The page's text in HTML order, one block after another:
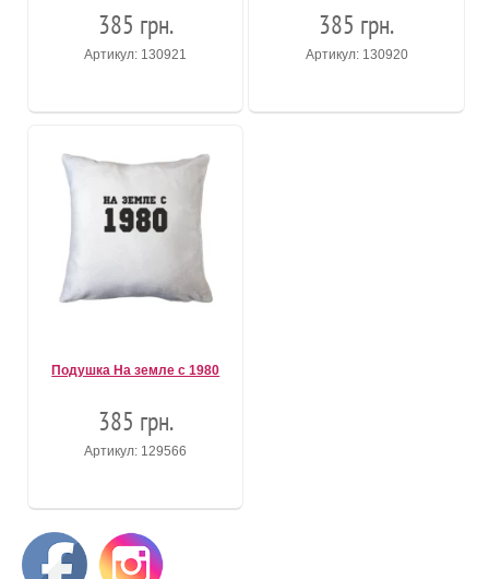
385 грн.
Артикул: 130921
385 грн.
Артикул: 130920
Подушка На земле с 1980
385 грн.
Артикул: 129566